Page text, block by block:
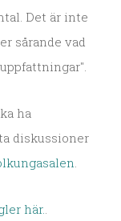
Det är inte
sårande vad
ha
diskussioner
.
här..